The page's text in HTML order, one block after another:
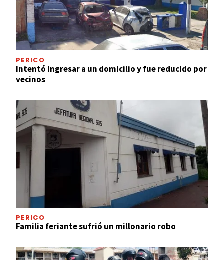
PERICO
Intentó ingresar a un domicilio y fue reducido por
vecinos
PERICO
Familia feriante sufrió un millonario robo